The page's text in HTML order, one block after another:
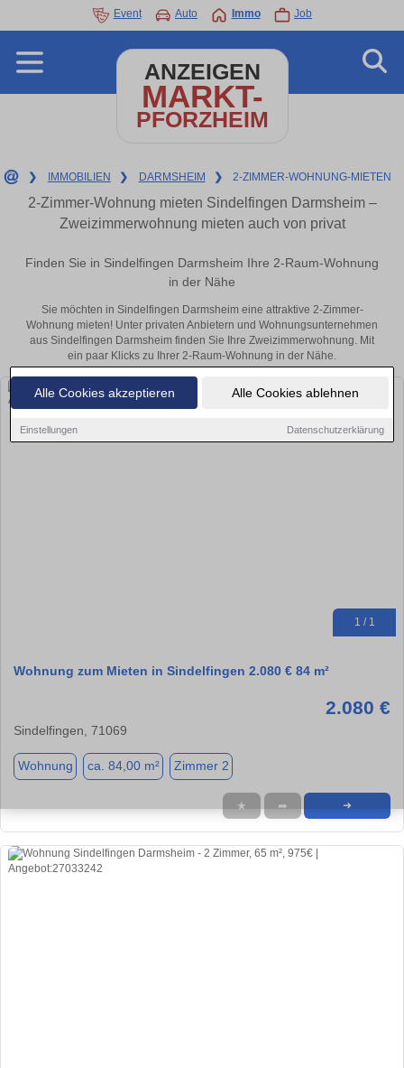
Alle Cookies akzeptieren Alle Cookies ablehnen
Einstellungen Datenschutzerklärung
Event Auto Immo Job
ANZEIGEN
MARKT-
PFORZHEIM
❯ IMMOBILIEN ❯ DARMSHEIM ❯ 2-ZIMMER-WOHNUNG-MIETEN
2-Zimmer-Wohnung mieten Sindelfingen Darmsheim –
Zweizimmerwohnung mieten auch von privat
Finden Sie in Sindelfingen Darmsheim Ihre 2-Raum-Wohnung
in der Nähe
Sie möchten in Sindelfingen Darmsheim eine attraktive 2-Zimmer-
Wohnung mieten! Unter privaten Anbietern und Wohnungsunternehmen
aus Sindelfingen Darmsheim finden Sie Ihre Zweizimmerwohnung. Mit
ein paar Klicks zu Ihrer 2-Raum-Wohnung in der Nähe.
1 / 1
Wohnung zum Mieten in Sindelfingen 2.080 € 84 m²
2.080 €
Sindelfingen, 71069
Wohnung ca. 84,00 m² Zimmer 2
★ ➦ ➜